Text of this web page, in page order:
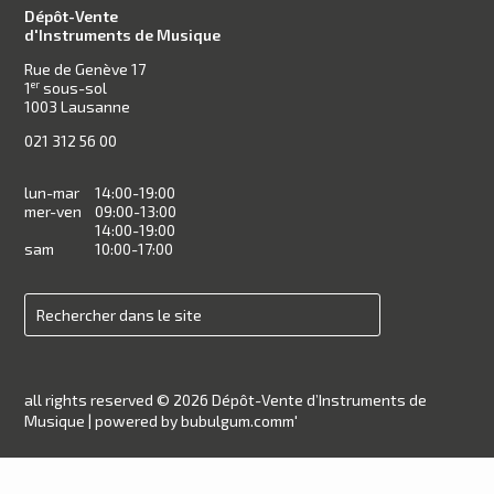
Dépôt-Vente
d'Instruments de Musique
Rue de Genève 17
1er sous-sol
1003 Lausanne
021 312 56 00
lun-mar
14:00-19:00
mer-ven
09:00-13:00
14:00-19:00
sam
10:00-17:00
all rights reserved © 2026 Dépôt-Vente d’Instruments de
Musique |powered by bubulgum.comm'